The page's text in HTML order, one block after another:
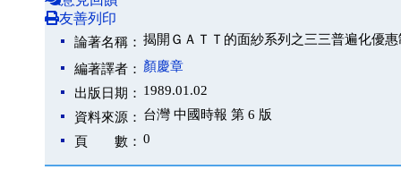
友善列印
論著名稱： 揭開ＧＡＴＴ的面紗系列之三三普遍化優惠
編著譯者： 顏慶章
出版日期： 1989.01.02
資料來源： 台灣 中國時報 第 6 版
頁 數： 0